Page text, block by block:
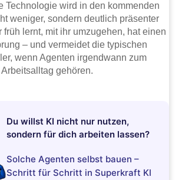
Technologie wird in den kommenden
weniger, sondern deutlich präsenter
früh lernt, mit ihr umzugehen, hat einen
– und vermeidet die typischen
wenn Agenten irgendwann zum
gehören.
Du willst KI nicht nur nutzen,
sondern für dich arbeiten lassen?
Solche Agenten selbst bauen –
Schritt für Schritt in Superkraft KI